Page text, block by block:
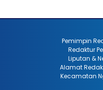
Pemimpin
Redaktur
Liputan &
Alamat
Kecamatan